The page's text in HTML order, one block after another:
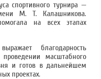
спортивного турнира —
М. Т. Калашникова.
на всех этапах
благодарность
масштабного
и готов в дальнейшем
проектах.